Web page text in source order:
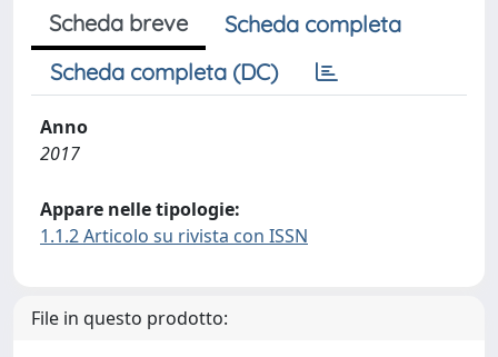
Scheda breve
Scheda completa
Scheda completa (DC)
Anno
2017
Appare nelle tipologie:
1.1.2 Articolo su rivista con ISSN
File in questo prodotto: